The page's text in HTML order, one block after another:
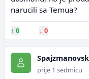
narucili sa Temua?
↑ 0 ↓ 0
prije 1 sedmicu